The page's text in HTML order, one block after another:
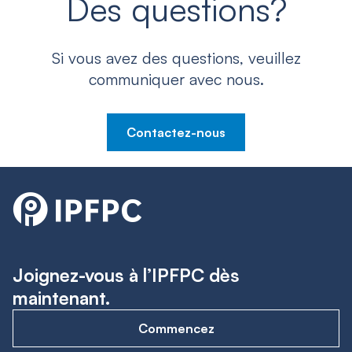
Des questions?
Si vous avez des questions, veuillez
communiquer avec nous.
Contactez-nous
Joignez-vous à l’IPFPC dès
maintenant.
Commencez